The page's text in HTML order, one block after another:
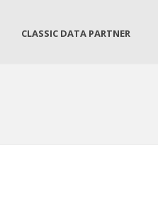
CLASSIC DATA PARTNER